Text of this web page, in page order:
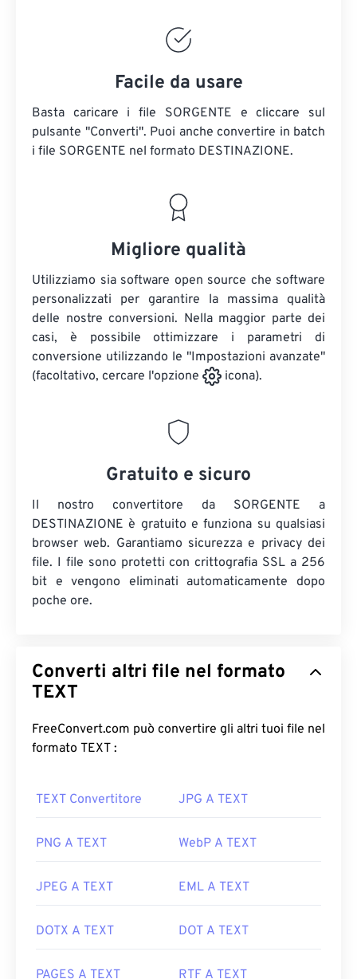
Facile da usare
Basta caricare i file SORGENTE e cliccare sul
pulsante "Converti". Puoi anche convertire in batch
i file SORGENTE nel formato DESTINAZIONE.
Migliore qualità
Utilizziamo sia software open source che software
personalizzati per garantire la massima qualità
delle nostre conversioni. Nella maggior parte dei
casi, è possibile ottimizzare i parametri di
conversione utilizzando le "Impostazioni avanzate"
(facoltativo, cercare l'opzione
icona).
Gratuito e sicuro
Il nostro convertitore da SORGENTE a
DESTINAZIONE è gratuito e funziona su qualsiasi
browser web. Garantiamo sicurezza e privacy dei
file. I file sono protetti con crittografia SSL a 256
bit e vengono eliminati automaticamente dopo
poche ore.
Converti altri file nel formato
TEXT
FreeConvert.com può convertire gli altri tuoi file nel
formato TEXT :
TEXT Convertitore JPG A TEXT
PNG A TEXT WebP A TEXT
JPEG A TEXT EML A TEXT
DOTX A TEXT DOT A TEXT
PAGES A TEXT RTF A TEXT